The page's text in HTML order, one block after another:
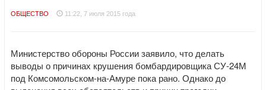
ОБЩЕСТВО 11:22, 7 июля 2015 года
Министерство обороны России заявило, что делать
выводы о причинах крушения бомбардировщика СУ-24М
под Комсомольском-на-Амуре пока рано. Однако до